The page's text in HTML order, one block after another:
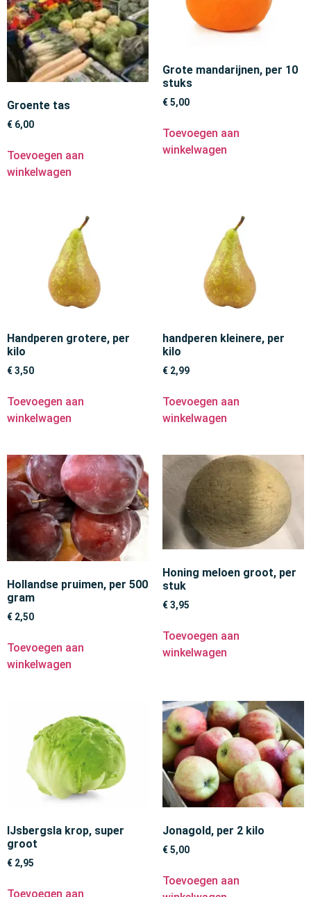
Groente tas
€ 6,00
Toevoegen aan
winkelwagen
Grote mandarijnen, per 10
stuks
€5,00
Toevoegen aan
winkelwagen
Handperen grotere, per
kilo
€3,50
Toevoegen aan
winkelwagen
handperen kleinere, per
kilo
€ 2,99
Toevoegen aan
winkelwagen
Hollandse pruimen, per 500
gram
€ 2,50
Toevoegen aan
winkelwagen
Honing meloen groot, per
stuk
€3,95
Toevoegen aan
winkelwagen
IJsbergsla krop, super
groot
€ 2,95
Toevoegen aan
Jonagold, per 2 kilo
€5,00
Toevoegen aan